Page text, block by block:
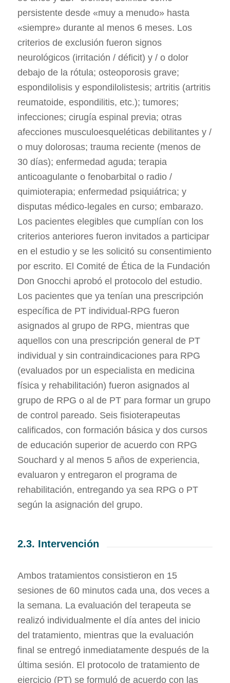
persistente desde «muy a menudo» hasta
«siempre» durante al menos 6 meses. Los
criterios de exclusión fueron signos
neurológicos (irritación / déficit) y / o dolor
debajo de la rótula; osteoporosis grave;
espondilolisis y espondilolistesis; artritis (artritis
reumatoide, espondilitis, etc.); tumores;
infecciones; cirugía espinal previa; otras
afecciones musculoesqueléticas debilitantes y /
o muy dolorosas; trauma reciente (menos de
30 días); enfermedad aguda; terapia
anticoagulante o fenobarbital o radio /
quimioterapia; enfermedad psiquiátrica; y
disputas médico-legales en curso; embarazo.
Los pacientes elegibles que cumplían con los
criterios anteriores fueron invitados a participar
en el estudio y se les solicitó su consentimiento
por escrito. El Comité de Ética de la Fundación
Don Gnocchi aprobó el protocolo del estudio.
Los pacientes que ya tenían una prescripción
específica de PT individual-RPG fueron
asignados al grupo de RPG, mientras que
aquellos con una prescripción general de PT
individual y sin contraindicaciones para RPG
(evaluados por un especialista en medicina
física y rehabilitación) fueron asignados al
grupo de RPG o al de PT para formar un grupo
de control pareado. Seis fisioterapeutas
calificados, con formación básica y dos cursos
de educación superior de acuerdo con RPG
Souchard y al menos 5 años de experiencia,
evaluaron y entregaron el programa de
rehabilitación, entregando ya sea RPG o PT
según la asignación del grupo.
2.3. Intervención
Ambos tratamientos consistieron en 15
sesiones de 60 minutos cada una, dos veces a
la semana. La evaluación del terapeuta se
realizó individualmente el día antes del inicio
del tratamiento, mientras que la evaluación
final se entregó inmediatamente después de la
última sesión. El protocolo de tratamiento de
ejercicio (PT) se formuló de acuerdo con las